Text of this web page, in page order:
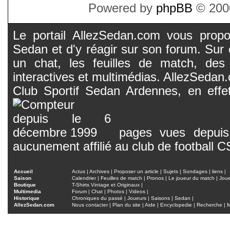
Powered by phpBB ©
Le portail AllezSedan.com vous
Sedan et d'y réagir sur son forum.
un chat, les feuilles de match, des
interactives et multimédias.
Club Sportif Sedan Ardennes, en
pages vues
aucunement affilié au club de football
Accueil Actus | Archives | Proposer un article | Sujets | Sondages | liens |
Saison
Calendrier| Feuilles de match | Pronos | Le joueur du match |
Boutique
T-Shirts Vintage et Originaux |
Multimedia
Forum | Chat | Photos | Videos |
Historique
Chroniques du passé | Joueurs | Saisons | Sedan |
AllezSedan.com
Nous contacter| Plan du site | Aide | Encyclopedie | Recherche |